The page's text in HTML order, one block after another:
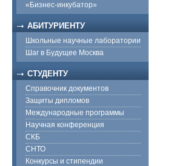
«Бизнес-инкубатор»
АБИТУРИЕНТУ
Школьные научные лаборатории
Шаг в Будущее Москва
СТУДЕНТУ
Справочник документов
Защиты дипломов
Международные программы
Научная конференция
СКБ
СНТО
Конкурсы и стипендии